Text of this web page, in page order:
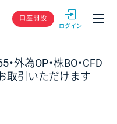
GMOクリック
口座開設
外為OP・株BO・CFD
取引いただけます